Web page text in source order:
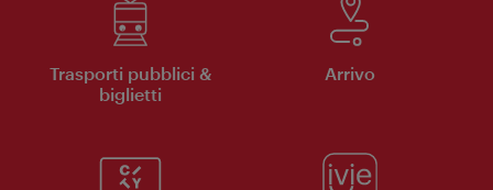
Trasporti pubblici &
biglietti
Arrivo